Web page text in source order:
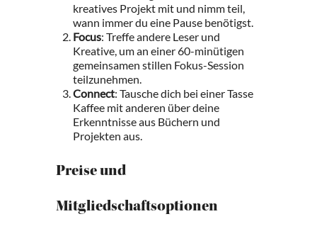
kreatives Projekt mit und nimm teil,
wann immer du eine Pause benötigst.
Focus: Treffe andere Leser und
Kreative, um an einer 60-minütigen
gemeinsamen stillen Fokus-Session
teilzunehmen.
Connect: Tausche dich bei einer Tasse
Kaffee mit anderen über deine
Erkenntnisse aus Büchern und
Projekten aus.
Preise und
Mitgliedschaftsoptionen